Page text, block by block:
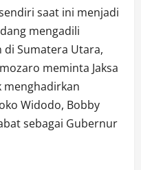
saat ini menjadi
mengadili
Sumatera Utara,
meminta Jaksa
menghadirkan
Widodo, Bobby
sebagai Gubernur